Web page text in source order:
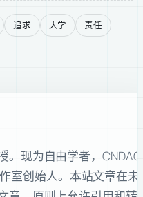
追求 大学
责任
。现为自由学者，CNDAO
室创始人。本站文章在未